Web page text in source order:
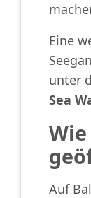
Eine
unter
Sea
Auf